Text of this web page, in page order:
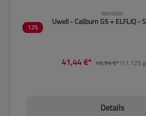
12%
SW55605
Uwell - Caliburn G5 + ELFLIQ -
41,44 €* 46,94 €*(11.72%
Details